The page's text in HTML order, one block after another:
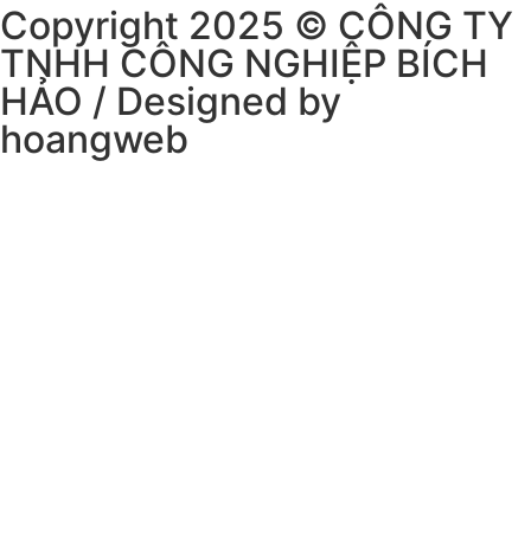
Copyright 2025 © CÔNG TY
TNHH CÔNG NGHIỆP BÍCH
HẢO / Designed by
hoangweb